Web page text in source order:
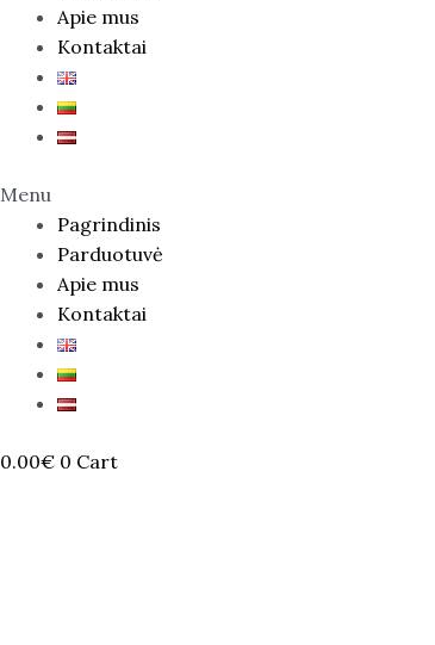
Apie mus
Kontaktai
Menu
Pagrindinis
Parduotuvė
Apie mus
Kontaktai
0.00€ 0 Cart